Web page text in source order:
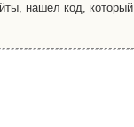
нашел код, который